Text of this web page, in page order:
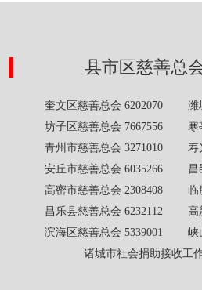
县市区慈善总
奎文区慈善总会 6202070 潍
坊子区慈善总会 7667556 寒
青州市慈善总会 3271010 寿
安丘市慈善总会 6035266 昌
高密市慈善总会 2308408 临
昌乐县慈善总会 6232112 高
滨海区慈善总会 5339001 峡
诸城市社会捐助接收工